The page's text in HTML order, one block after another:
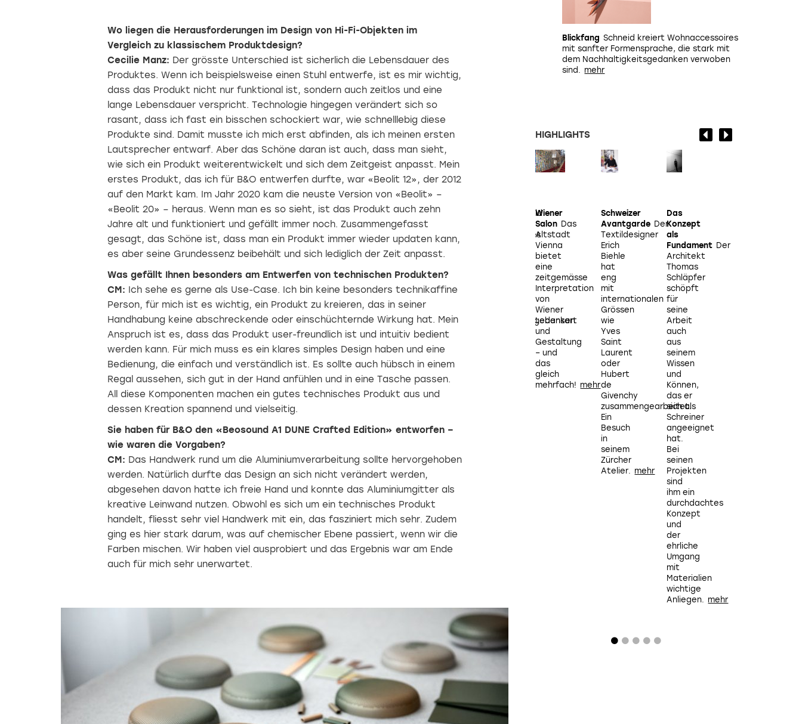
Wo liegen die Herausforderungen im Design von Hi-Fi-Objekten im
Vergleich zu klassischem Produktdesign?
Cecilie Manz: Der grösste Unterschied ist sicherlich die Lebensdauer des
Produktes. Wenn ich beispielsweise einen Stuhl entwerfe, ist es mir wichtig,
dass das Produkt nicht nur funktional ist, sondern auch zeitlos und eine
lange Lebensdauer verspricht. Technologie hingegen verändert sich so
rasant, dass ich fast ein bisschen schockiert war, wie schnelllebig diese
Produkte sind. Damit musste ich mich erst abfinden, als ich meinen ersten
Lautsprecher entwarf. Aber das Schöne daran ist auch, dass man sieht,
wie sich ein Produkt weiterentwickelt und sich dem Zeitgeist anpasst. Mein
erstes Produkt, das ich für B&O entwerfen durfte, war «Beolit 12», der 2012
auf den Markt kam. Im Jahr 2020 kam die neuste Version von «Beolit» –
«Beolit 20» – heraus. Wenn man es so sieht, ist das Produkt auch zehn
Jahre alt und funktioniert und gefällt immer noch. Zusammengefasst
gesagt, das Schöne ist, dass man ein Produkt immer wieder updaten kann,
es aber seine Grundessenz beibehält und sich lediglich der Zeit anpasst.
Was gefällt Ihnen besonders am Entwerfen von technischen Produkten?
CM: Ich sehe es gerne als Use-Case. Ich bin keine besonders technikaffine
Person, für mich ist es wichtig, ein Produkt zu kreieren, das in seiner
Handhabung keine abschreckende oder einschüchternde Wirkung hat. Mein
Anspruch ist es, dass das Produkt user-freundlich ist und intuitiv bedient
werden kann. Für mich muss es ein klares simples Design haben und eine
Bedienung, die einfach und verständlich ist. Es sollte auch hübsch in einem
Regal aussehen, sich gut in der Hand anfühlen und in eine Tasche passen.
All diese Komponenten machen ein gutes technisches Produkt aus und
dessen Kreation spannend und vielseitig.
Sie haben für B&O den «Beosound A1 DUNE Crafted Edition» entworfen –
wie waren die Vorgaben?
CM: Das Handwerk rund um die Aluminiumverarbeitung sollte hervorgehoben
werden. Natürlich durfte das Design an sich nicht verändert werden,
abgesehen davon hatte ich freie Hand und konnte das Aluminiumgitter als
kreative Leinwand nutzen. Obwohl es sich um ein technisches Produkt
handelt, fliesst sehr viel Handwerk mit ein, das fasziniert mich sehr. Zudem
ging es hier stark darum, was auf chemischer Ebene passiert, wenn wir die
Farben mischen. Wir haben viel ausprobiert und das Ergebnis war am Ende
auch für mich sehr unerwartet.
Blickfang Schneid kreiert Wohnaccessoires
mit sanfter Formensprache, die stark mit
dem Nachhaltigkeitsgedanken verwoben
sind.
HIGHLIGHTS
Das
Konzept
Fundament
Der
Architekt
Schläpfer
schöpft
für
seine
Arbeit
auch
seinem
Wissen
und
Können,
das er
angeeignet
seinen
Projekten
ihm ein
durchdachtes
Konzept
und
der
ehrliche
Umgang
Wandspektakel
aufs
Herz:
Wie
oft
du
voller
Motivation
deine
weissen
Wände
nachdem
du
gesehen
hast,
Wand
sie dir
die
hypnotisierende
Tapete
von
Timorous
Beasties
oder
ein
Schneid
Wohnaccessoires
Nachhaltigkeitsgedanken
Wiener
Salon Das
Altstadt
Vienna
bietet
eine
zeitgemässe
Interpretation
von
Wiener
Lebensart
und
Gestaltung
– und
das
gleich
mehrfach!
Schweizer
Avantgarde Der
Textildesigner
Erich
Biehle
hat
eng
mit
internationalen
Grössen
wie
Yves
Saint
Laurent
oder
Hubert
de
Givenchy
zusammengearbeitet.
Ein
Besuch
in
seinem
Zürcher
Atelier.
Das
Konzept
als
Fundament Der
Architekt
Thomas
Schläpfer
schöpft
für
seine
Arbeit
auch
aus
seinem
Wissen
und
Können,
das er
sich als
Schreiner
angeeignet
hat.
Bei
seinen
Projekten
sind
ihm ein
durchdachtes
Konzept
und
der
ehrliche
Umgang
mit
Materialien
wichtige
Anliegen.